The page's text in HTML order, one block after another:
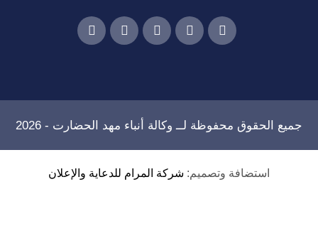
جميع الحقوق محفوظة لــ وكالة أنباء مهد الحضارت - 2026
استضافة وتصميم: شركة المرام للدعاية والإعلان